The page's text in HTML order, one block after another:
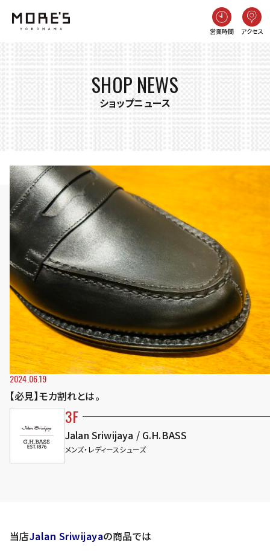
営業時間 アクセス
SHOP NEWS
ショップニュース
2024.06.19
【必見】モカ割れとは。
3F
Jalan Sriwijaya / G.H.BASS
メンズ・レディースシューズ
当店Jalan Sriwijayaの商品では